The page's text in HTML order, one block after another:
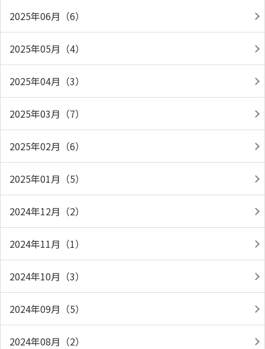
2025年06月（6）
2025年05月（4）
2025年04月（3）
2025年03月（7）
2025年02月（6）
2025年01月（5）
2024年12月（2）
2024年11月（1）
2024年10月（3）
2024年09月（5）
2024年08月（2）